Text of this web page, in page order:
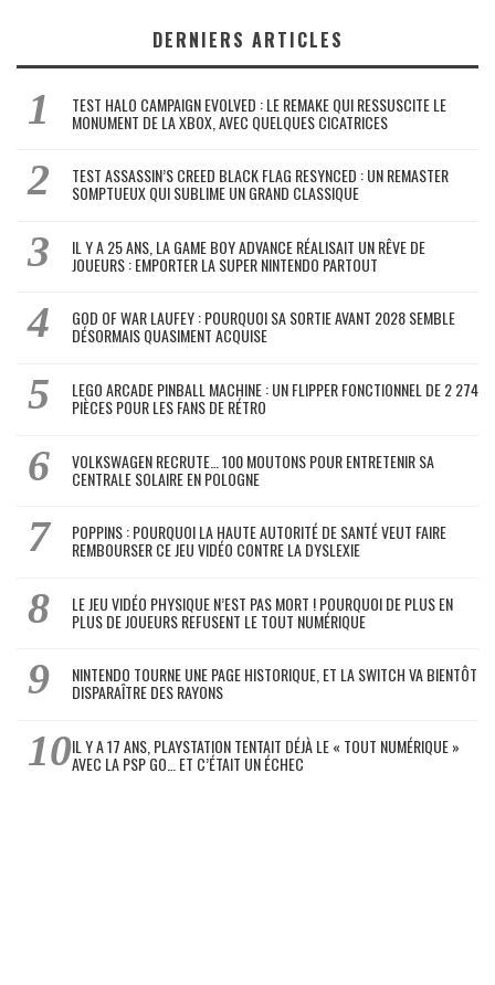
DERNIERS ARTICLES
TEST HALO CAMPAIGN EVOLVED : LE REMAKE QUI RESSUSCITE LE
MONUMENT DE LA XBOX, AVEC QUELQUES CICATRICES
TEST ASSASSIN’S CREED BLACK FLAG RESYNCED : UN REMASTER
SOMPTUEUX QUI SUBLIME UN GRAND CLASSIQUE
IL Y A 25 ANS, LA GAME BOY ADVANCE RÉALISAIT UN RÊVE DE
JOUEURS : EMPORTER LA SUPER NINTENDO PARTOUT
GOD OF WAR LAUFEY : POURQUOI SA SORTIE AVANT 2028 SEMBLE
DÉSORMAIS QUASIMENT ACQUISE
LEGO ARCADE PINBALL MACHINE : UN FLIPPER FONCTIONNEL DE 2 274
PIÈCES POUR LES FANS DE RÉTRO
VOLKSWAGEN RECRUTE… 100 MOUTONS POUR ENTRETENIR SA
CENTRALE SOLAIRE EN POLOGNE
POPPINS : POURQUOI LA HAUTE AUTORITÉ DE SANTÉ VEUT FAIRE
REMBOURSER CE JEU VIDÉO CONTRE LA DYSLEXIE
LE JEU VIDÉO PHYSIQUE N’EST PAS MORT ! POURQUOI DE PLUS EN
PLUS DE JOUEURS REFUSENT LE TOUT NUMÉRIQUE
NINTENDO TOURNE UNE PAGE HISTORIQUE, ET LA SWITCH VA BIENTÔT
DISPARAÎTRE DES RAYONS
IL Y A 17 ANS, PLAYSTATION TENTAIT DÉJÀ LE « TOUT NUMÉRIQUE »
AVEC LA PSP GO… ET C’ÉTAIT UN ÉCHEC